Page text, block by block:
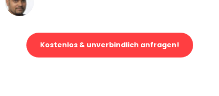
Kostenlos & unverbindlich anfragen!